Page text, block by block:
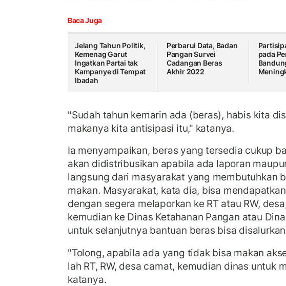
Baca Juga
Jelang Tahun Politik,
Kemenag Garut
Ingatkan Partai tak
Kampanye di Tempat
Ibadah
Perbarui Data, Badan
Pangan Survei
Cadangan Beras
Akhir 2022
pada
"Sudah tahun kemarin ada (beras), habis kita
makanya kita antisipasi itu," katanya.
Ia menyampaikan, beras yang tersedia cukup
akan didistribusikan apabila ada laporan
langsung dari masyarakat yang membutuhkan
makan. Masyarakat, kata dia, bisa
dengan segera melaporkan ke RT atau RW,
kemudian ke Dinas Ketahanan Pangan atau
untuk selanjutnya bantuan beras bisa
"Tolong, apabila ada yang tidak bisa makan
lah RT, RW, desa camat, kemudian dinas untuk
katanya.